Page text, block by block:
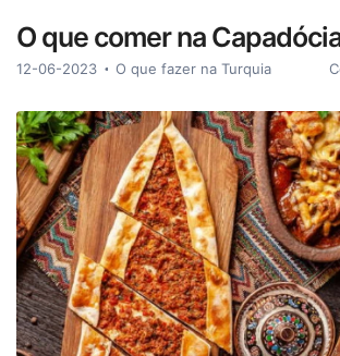
O que comer na
12-06-2023 O que fazer na Turquia